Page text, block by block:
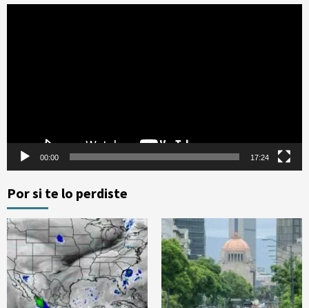
00:00 17:24
Por si te lo perdiste